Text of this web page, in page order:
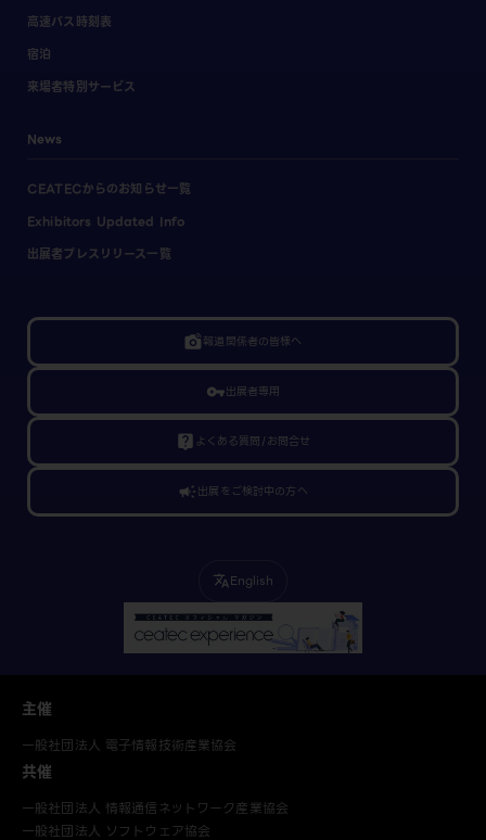
高速バス時刻表
宿泊
来場者特別サービス
News
CEATECからのお知らせ一覧
Exhibitors Updated Info
出展者プレスリリース一覧
linked_camera報道関係者の皆様へ
vpn_key出展者専用
live_help よくある質問/お問合せ
campaign出展をご検討中の方へ
translateEnglish
主催
一般社団法人 電子情報技術産業協会
共催
一般社団法人 情報通信ネットワーク産業協会
一般社団法人 ソフトウェア協会